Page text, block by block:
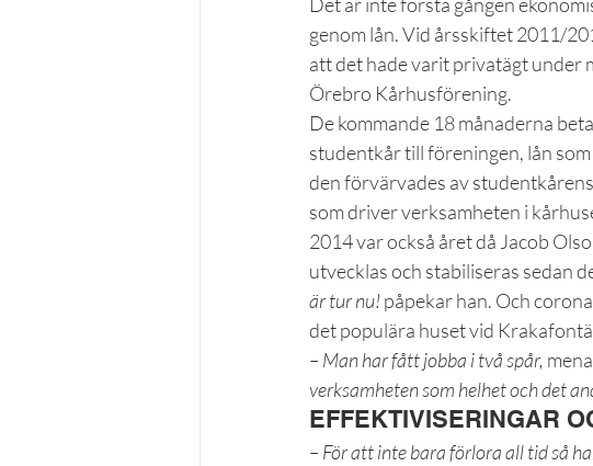
genom lån. Vid årsskiftet 2011/
att det hade varit privatägt under
Örebro Kårhusförening.
De kommande 18 månaderna
studentkår till föreningen, lån
den förvärvades av
som driver verksamheten i
2014 var också året då Jacob
utvecklas och stabiliseras sedan
är tur nu! påpekar han. Och
det populära huset vid
– Man har fått jobba i två spår,
verksamheten som helhet och det
EFFEKTIVISERINGAR
– För att inte bara förlora all tid så